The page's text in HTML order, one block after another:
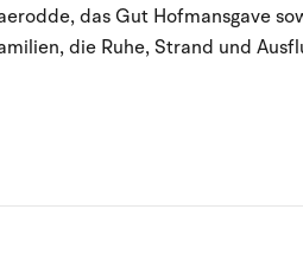
das Gut Hofmansgave
die Ruhe, Strand und